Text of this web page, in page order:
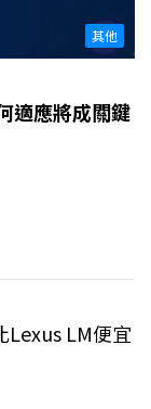
其他
適應將成關鍵
Lexus LM便宜